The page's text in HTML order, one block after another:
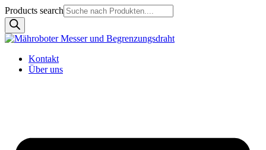
Products search
Kontakt
Über uns